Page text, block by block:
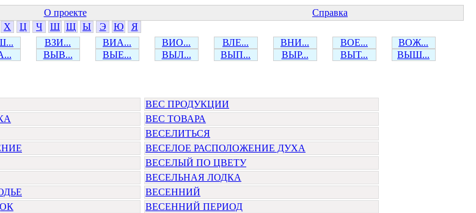
О проекте
Справка
Х Ц Ч Ш Щ Ы Э Ю
Я
ВЗИ... ВИА... ВИО... ВЛЕ... ВНИ... ВОЕ...
ВОЖ...
ВЫВ... ВЫЕ... ВЫЛ... ВЫП... ВЫР... ВЫТ... ВЫШ...
ВЕС ПРОДУКЦИИ
ВЕС ТОВАРА
ВЕСЕЛИТЬСЯ
ВЕСЕЛОЕ РАСПОЛОЖЕНИЕ ДУХА
ВЕСЕЛЫЙ ПО ЦВЕТУ
ВЕСЕЛЬНАЯ ЛОДКА
ВЕСЕННИЙ
ВЕСЕННИЙ ПЕРИОД